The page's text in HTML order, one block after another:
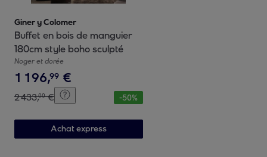
Giner y Colomer
Buffet en bois de manguier
180cm style boho sculpté
Noger et dorée
1 196,99 €
2433,00 € -50%
Achat express